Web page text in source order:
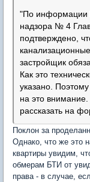
"По информации
надзора № 4
подтверждено,
застройщик
Как это
указано.
на это
рассказать на
Поклон за
Однако, что же это
квартиры увидим,
обмерам БТИ от
права - в случае,